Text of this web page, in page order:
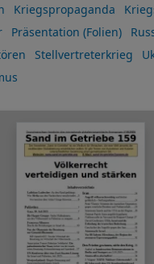
Kriegspropaganda
Präsentation (Folien)
Stellvertreterkrieg